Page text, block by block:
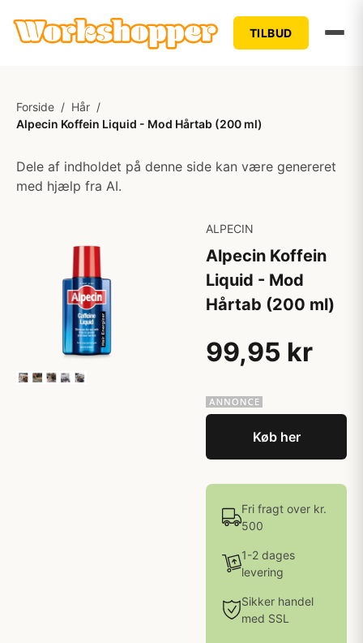
TILBUD
Forside / Hår /
Alpecin Koffein Liquid - Mod Hårtab (200 ml)
Dele af indholdet på denne side kan være genereret
med hjælp fra AI.
ALPECIN
Alpecin Koffein
Liquid - Mod
Hårtab (200 ml)
99,95 kr
Køb her
Fri fragt over kr.
500
1-2 dages
levering
Sikker handel
med SSL